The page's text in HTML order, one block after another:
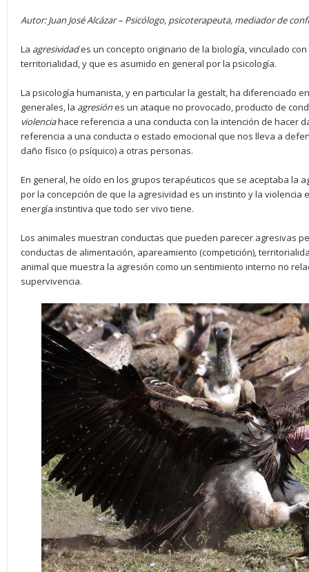
Autor:Juan José Alcázar– Psicólogo, psicoterapeuta, mediador de
La agresividades un concepto originario de la biología, vinculado
territorialidad, y que es asumido en general por la psicología.
La psicología humanista, y en particular la gestalt, ha diferenciado
generales, la agresiónes un ataque no provocado, producto de
violenciahace referencia a una conducta con la intención de hacer
referencia a una conducta o estado emocional que nos lleva a
daño físico (o psíquico) a otras personas.
En general, he oído en los grupos terapéuticos que se aceptaba la
por la concepción de que la agresividad es un instinto y la violencia
energía instintiva que todo ser vivo tiene.
Los animales muestran conductas que pueden parecer agresivas
conductas de alimentación, apareamiento (competición),
animal que muestra la agresión como un sentimiento interno no
supervivencia.